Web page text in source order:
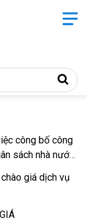
công bố công
sách nhà nước
giá dịch vụ